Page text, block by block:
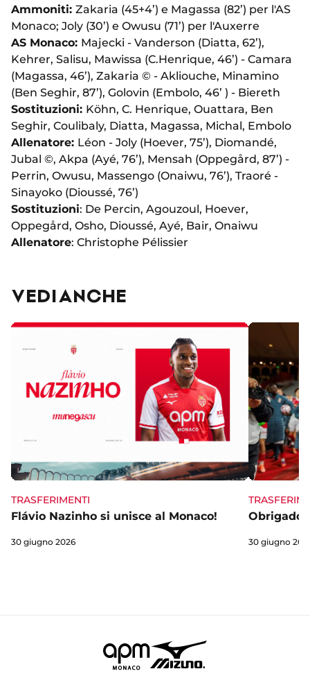
Ammoniti: Zakaria (45+4’) e Magassa (82’) per l'AS
Monaco; Joly (30’) e Owusu (71’) per l'Auxerre
AS Monaco: Majecki - Vanderson (Diatta, 62’),
Kehrer, Salisu, Mawissa (C.Henrique, 46’) - Camara
(Magassa, 46’), Zakaria © - Akliouche, Minamino
(Ben Seghir, 87’), Golovin (Embolo, 46’ ) - Biereth
Sostituzioni: Köhn, C. Henrique, Ouattara, Ben
Seghir, Coulibaly, Diatta, Magassa, Michal, Embolo
Allenatore: Léon - Joly (Hoever, 75’), Diomandé,
Jubal ©, Akpa (Ayé, 76’), Mensah (Oppegård, 87’) -
Perrin, Owusu, Massengo (Onaiwu, 76’), Traoré -
Sinayoko (Dioussé, 76’)
Sostituzioni: De Percin, Agouzoul, Hoever,
Oppegård, Osho, Dioussé, Ayé, Bair, Onaiwu
Allenatore: Christophe Pélissier
VEDI ANCHE
TRASFERIMENTI
Flávio Nazinho si unisce al Monaco!
30 giugno 2026
Obrigado
30 giugno